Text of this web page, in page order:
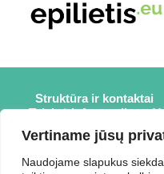
Vertiname jūsų
Naudojame slapukus
Struktūra ir kontaktai
Teisinė informacija
Karjera
Partneriai